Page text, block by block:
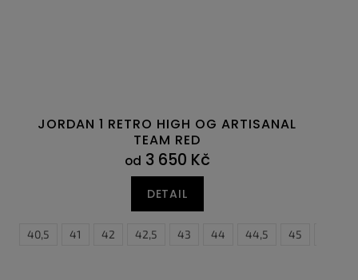
47 47,5
JORDAN 1 RETRO HIGH OG ARTISANAL
TEAM RED
od 3 650 Kč
DETAIL
40,5 41 42 42,5 43 44 44,5 45